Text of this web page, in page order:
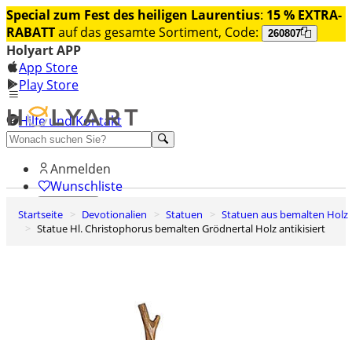
Special zum Fest des heiligen Laurentius: 15 % EXTRA-
RABATTauf das gesamte Sortiment, Code: 260807
Holyart APP
App Store
Play Store
Hilfe und Kontakt
Entdecken Sie Premium
Anmelden
Wunschliste
0
Warenkorb
Startseite Devotionalien Statuen
Statuen aus bemalten Holz
Statue Hl. Christophorus bemalten Grödnertal Holz antikisiert